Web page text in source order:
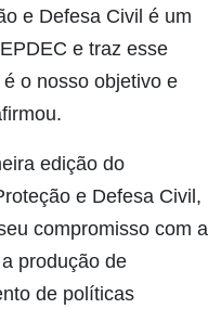
e Defesa Civil é um
e traz esse
o nosso objetivo e
edição do
e Defesa Civil,
compromisso com a
produção de
de políticas